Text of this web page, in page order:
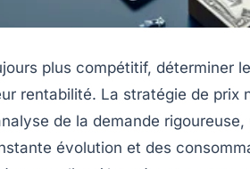
plus compétitif, déterminer
rentabilité. La stratégie de
de la demande
évolution et des